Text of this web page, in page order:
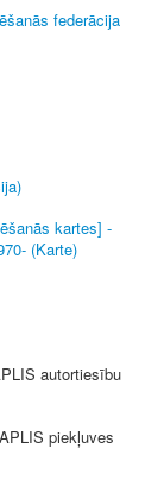
federācija
kartes] -
(Karte)
autortiesību
piekļuves